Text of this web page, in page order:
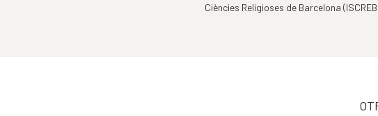
Ciències Religioses de Barcelona